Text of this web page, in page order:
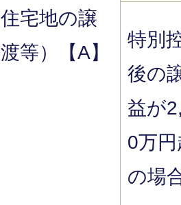
住宅地の譲
渡等）【A】
特別
後の
益が
0万
の場